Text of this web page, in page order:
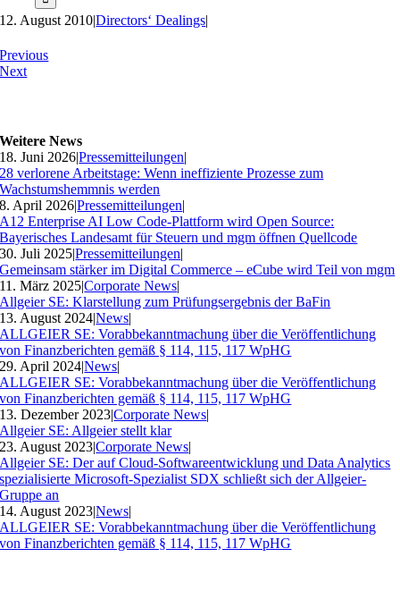
12. August 2010|Directors‘ Dealings|
Previous
Next
Weitere News
18. Juni 2026|Pressemitteilungen|
28 verlorene Arbeitstage: Wenn ineffiziente Prozesse zum
Wachstumshemmnis werden
8. April 2026|Pressemitteilungen|
A12 Enterprise AI Low Code-Plattform wird Open Source:
Bayerisches Landesamt für Steuern und mgm öffnen Quellcode
30. Juli 2025|Pressemitteilungen|
Gemeinsam stärker im Digital Commerce – eCube wird Teil von mgm
11. März 2025|Corporate News|
Allgeier SE: Klarstellung zum Prüfungsergebnis der BaFin
13. August 2024|News|
ALLGEIER SE: Vorabbekanntmachung über die Veröffentlichung
von Finanzberichten gemäß § 114, 115, 117 WpHG
29. April 2024|News|
ALLGEIER SE: Vorabbekanntmachung über die Veröffentlichung
von Finanzberichten gemäß § 114, 115, 117 WpHG
13. Dezember 2023|Corporate News|
Allgeier SE: Allgeier stellt klar
23. August 2023|Corporate News|
Allgeier SE: Der auf Cloud-Softwareentwicklung und Data Analytics
spezialisierte Microsoft-Spezialist SDX schließt sich der Allgeier-
Gruppe an
14. August 2023|News|
ALLGEIER SE: Vorabbekanntmachung über die Veröffentlichung
von Finanzberichten gemäß § 114, 115, 117 WpHG